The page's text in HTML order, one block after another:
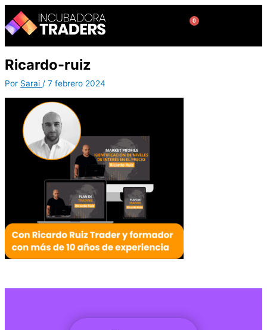
Ir
contenido
0
Cart
Ricardo-ruiz
Por Sarai / 7 febrero 2024